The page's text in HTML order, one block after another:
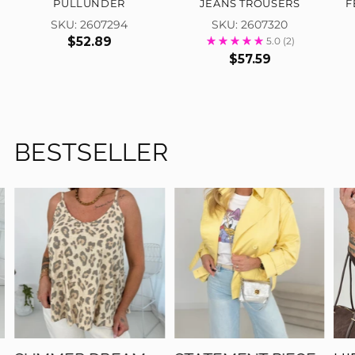
PULLUNDER
SKU: 2607294
$52.89
JEANS TROUSERS
SKU: 2607320
5.0 (2)
$57.59
BESTSELLER